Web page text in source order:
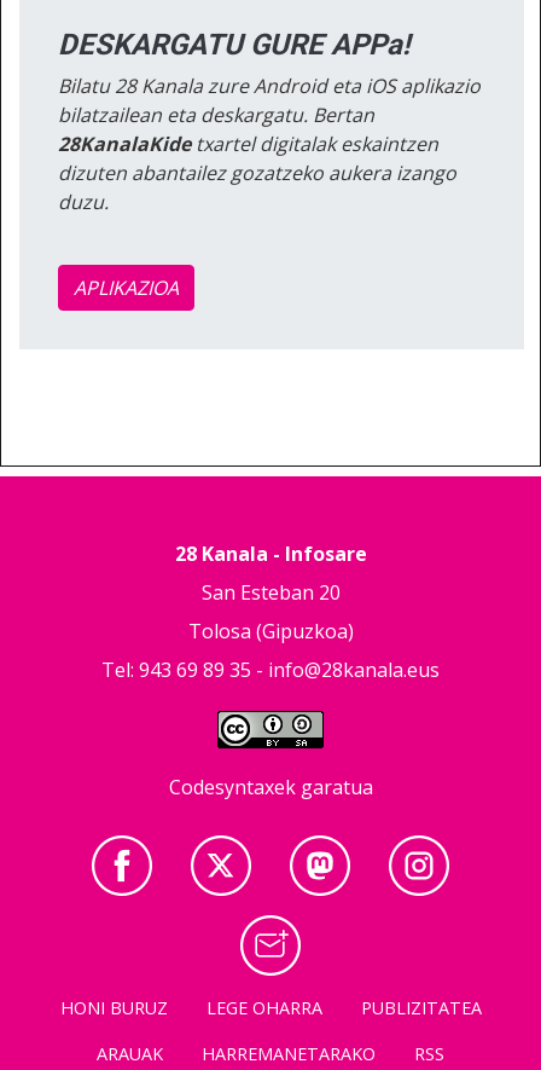
DESKARGATU GURE APPa!
Bilatu 28 Kanala zure Android eta iOS aplikazio
bilatzailean eta deskargatu. Bertan
28KanalaKidetxartel digitalak eskaintzen
dizuten abantailez gozatzeko aukera izango
duzu.
APLIKAZIOA
28 Kanala - Infosare
San Esteban 20
Tolosa (Gipuzkoa)
Tel: 943 69 89 35 - info@28kanala.eus
Codesyntaxek garatua
HONI BURUZ LEGE OHARRA
PUBLIZITATEA
ARAUAK
HARREMANETARAKO RSS